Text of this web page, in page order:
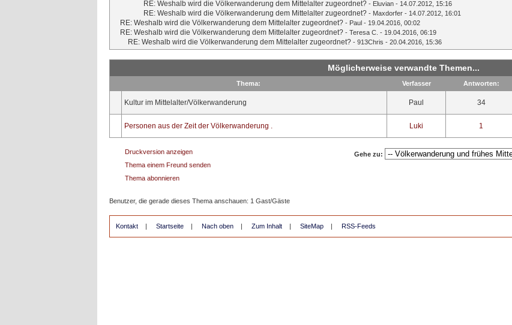
RE: Weshalb wird die Völkerwanderung dem Mittelalter zugeordnet? - Eluvian - 14.07.2012, 15:16
RE: Weshalb wird die Völkerwanderung dem Mittelalter zugeordnet? - Maxdorfer - 14.07.2012, 16:01
RE: Weshalb wird die Völkerwanderung dem Mittelalter zugeordnet? - Paul - 19.04.2016, 00:02
RE: Weshalb wird die Völkerwanderung dem Mittelalter zugeordnet? - Teresa C. - 19.04.2016, 06:19
RE: Weshalb wird die Völkerwanderung dem Mittelalter zugeordnet? - 913Chris - 20.04.2016, 15:36
Möglicherweise verwandte Themen...
Thema: Verfasser Antworten:
Kultur im Mittelalter/Völkerwanderung Paul 34
Personen aus der Zeit der Völkerwanderung . Luki 1
Druckversion anzeigen
Thema einem Freund senden
Thema abonnieren
Gehe zu:
Benutzer, die gerade dieses Thema anschauen: 1 Gast/Gäste
Kontakt | Startseite | Nach oben | Zum Inhalt | SiteMap | RSS-Feeds